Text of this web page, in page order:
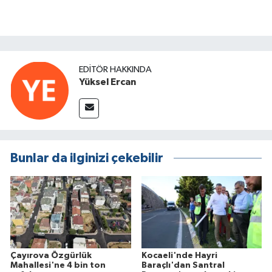
EDITÖR HAKKINDA
Yüksel Ercan
Bunlar da ilginizi çekebilir
Çayırova Özgürlük
Mahallesi'ne 4 bin ton
Kocaeli'nde Hayri
Baraçlı'dan Santral